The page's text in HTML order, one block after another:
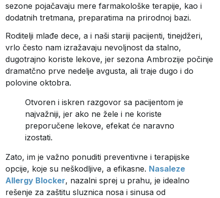
sezone pojačavaju mere farmakološke terapije, kao i
dodatnih tretmana, preparatima na prirodnoj bazi.
Roditelji mlađe dece, a i naši stariji pacijenti, tinejdžeri,
vrlo često nam izražavaju nevoljnost da stalno,
dugotrajno koriste lekove, jer sezona Ambrozije počinje
dramatčno prve nedelje avgusta, ali traje dugo i do
polovine oktobra.
Otvoren i iskren razgovor sa pacijentom je
najvažniji, jer ako ne žele i ne koriste
preporučene lekove, efekat će naravno
izostati.
Zato, im je važno ponuditi preventivne i terapijske
opcije, koje su neškodljive, a efikasne. Nasaleze
Allergy Blocker, nazalni sprej u prahu, je idealno
rešenje za zaštitu sluznica nosa i sinusa od